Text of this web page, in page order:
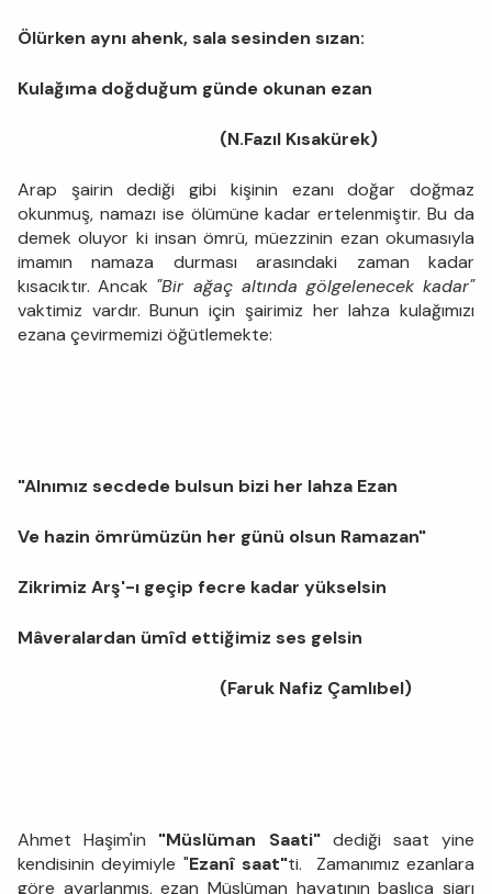
Ölürken aynı ahenk, sala sesinden sızan:
Kulağıma doğduğum günde okunan ezan
(N.Fazıl Kısakürek)
Arap şairin dediği gibi kişinin ezanı doğar doğmaz
okunmuş, namazı ise ölümüne kadar ertelenmiştir. Bu da
demek oluyor ki insan ömrü, müezzinin ezan okumasıyla
imamın namaza durması arasındaki zaman kadar
kısacıktır. Ancak "Bir ağaç altında gölgelenecek kadar"
vaktimiz vardır. Bunun için şairimiz her lahza kulağımızı
ezana çevirmemizi öğütlemekte:
"Alnımız secdede bulsun bizi her lahza Ezan
Ve hazin ömrümüzün her günü olsun Ramazan"
Zikrimiz Arş'-ı geçip fecre kadar yükselsin
Mâveralardan ümîd ettiğimiz ses gelsin
(Faruk Nafiz Çamlıbel)
Ahmet Haşim'in "Müslüman Saati"dediği saat yine
kendisinin deyimiyle "Ezanî saat"ti. Zamanımız ezanlara
göre ayarlanmış, ezan Müslüman hayatının başlıca şiarı